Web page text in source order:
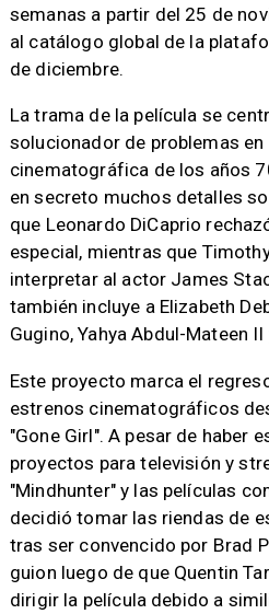
semanas a partir del 25 de
al catálogo global de la
de diciembre.
La trama de la película se
solucionador de problemas
cinematográfica de los años
en secreto muchos detalles
que Leonardo DiCaprio
especial, mientras que
interpretar al actor James
también incluye a Elizabeth
Gugino, Yahya Abdul-Mateen
Este proyecto marca el
estrenos cinematográficos
"Gone Girl". A pesar de haber
proyectos para televisión y
"Mindhunter" y las películas
decidió tomar las riendas de
tras ser convencido por Brad
guion luego de que Quentin
dirigir la película debido a